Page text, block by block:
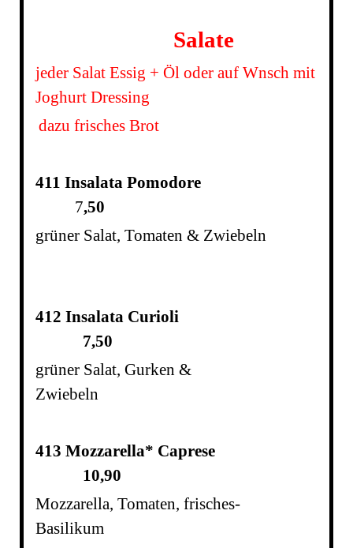
Salate
jeder Salat Essig + Öl oder auf Wnsch mit
Joghurt Dressing
dazu frisches Brot
411 Insalata Pomodore
7,50
grüner Salat, Tomaten & Zwiebeln
412 Insalata Curioli
7,50
grüner Salat, Gurken &
Zwiebeln
413 Mozzarella* Caprese
10,90
Mozzarella, Tomaten, frisches-
Basilikum